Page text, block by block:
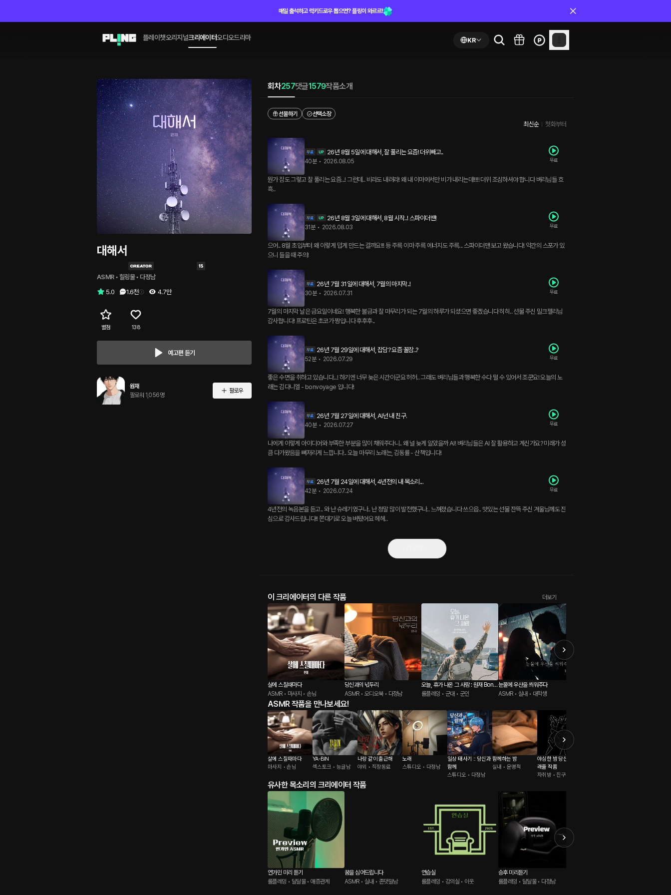
매일 출석하고 럭키드로우 뽑으면? 플링이 와르르!
플레이챗오리지널크리에이터오디오드라마 KR
대해서
ASMR • 힐링물 • 다정남
5.0
1.6천 4.7만
별점 138
원재
팔로워 1,056명
팔로우
예고편 듣기
회차257댓글1579작품소개
선물하기 선택소장
최신순 첫화부터
26년 8월 5일에 대해서, 잘 풀리는 요즘! 더위빼고..
40분 • 2026.08.05 무료
뭔가 잠도 그렇고 잘 풀리는 요즘...! 그런데.. 비라도 내려라! 왜 내 이마에서만 비가 내리는데!!!!! 더위 조심하셔야 합니다 벼리님들 흐
흑..
26년 8월 3일에 대해서, 8월 시작..! 스파이더맨!
31분 • 2026.08.03 무료
으어.. 8월 초입부터 왜 이렇게 덥게 만드는 걸까요!!! 등 주륵 이마 주륵 에너지도 주륵... 스파이더맨 보고 왔습니다! 약간의 스포가 있
으니 들을 때 주의!
26년 7월 31일에 대해서, 7월의 마지막..!
30분 • 2026.07.31 무료
7월의 마지막 날은 금요일이네요! 행복한 불금과 잘 마무리가 되는 7월의 하루가 되셨으면 좋겠습니다 히히.. 선물 주신 밀크젤리님
감사합니다! 프로틴은 초코가 짱입니다 후후후..
26년 7월 29일에 대해서, 잡담? 요즘 꿀잠..?
52분 • 2026.07.29 무료
좋은 수면을 취하고 있습니다...! 하기엔 너무 늦은 시간이군요 허허.. 그래도 벼리님들과 행복한 수다 떨 수 있어서 조쿤요! 오늘의 노
래는 김다니엘 - bonvoyage 입니다!
26년 7월 27일에 대해서, AI넌 내 친구.
40분 • 2026.07.27 무료
나에게 이렇게 아이디어와 부족한 부분을 많이 채워주다니.. 왜 널 늦게 알았을까 AI! 벼리님들은 AI 잘 활용하고 계신가요? 미래가 성
큼 다가왔음을 뼈저리게 느낍니다.. 오늘 마무리 노래는, 김동률 - 산책입니다!
26년 7월 24일에 대해서, 4년전의 내 목소리...
42분 • 2026.07.24 무료
4년전의 녹음본을 듣고.. 와 난 슈레기였구나.. 난 정말 많이 발전했구나.. 느껴졌습니다 쓰으읍.. 맛있는 선물 잔뜩 주신 겨울님께도 진
심으로 감사드립니다!! 쫀대기로 오늘 버텼어요 헤헤..
이 크리에이터의 다른 작품 더보기
살에 스칠때마다
ASMR • 마사지 • 손님
당신과의 넋두리
ASMR • 오디오북 • 다정남
오늘, 휴가 나온 그 사람 : 원재 Bonu
s track
롤플레잉 • 군대 • 군인
눈물에 우산을 씌워주다
ASMR • 실내 • 대학생
ASMR 작품을 만나보세요!
살에 스칠때마다
마사지 • 손님
YA-BIN
섹스토크 • 능글남
나랑 같이 출근해
야외 • 직장동료
노래
스튜디오 • 다정남
일상 태사기 :: 당신과
함께
스튜디오 • 다정남
함께하는 밤
실내 • 운명적
야심한 밤 당신을 달
래줄 작품
자취방 • 친구사이
유사한 목소리의 크리에이터 작품
연가민 미리 듣기
롤플레잉 • 달달물 • 애증관계
꿈을 심어드립니다
ASMR • 실내 • 존댓말남
연습실
롤플레잉 • 강의실 • 이웃
승후 미리듣기
롤플레잉 • 달달물 • 다정남